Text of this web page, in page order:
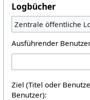
Logbücher
Zentrale öffentliche
Ausführender
Ziel (Titel oder
Benutzer):